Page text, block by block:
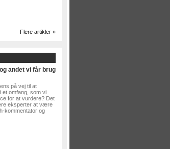
Flere artikler »
andet vi får brug
på vej til at
et omfang, som vi
for at vurdere? Det
eksperter at være
kommentator og